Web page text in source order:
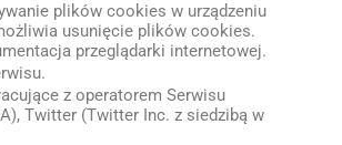
plików cookies w urządzeniu
usunięcie plików cookies.
przeglądarki internetowej.
z operatorem Serwisu
Twitter (Twitter Inc. z siedzibą w